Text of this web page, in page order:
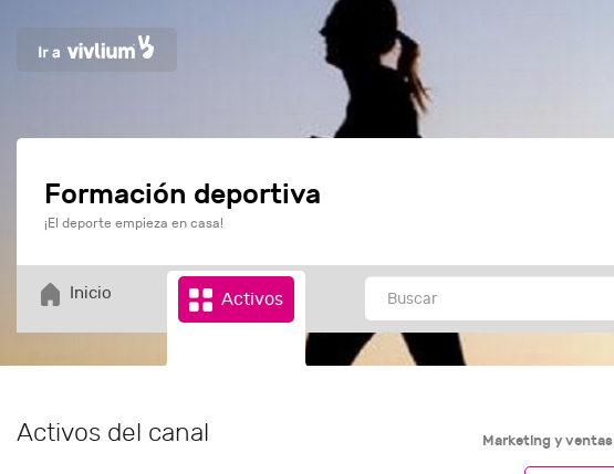
Formación deportiva
¡El deporte empieza en casa!
Inicio Activos
Activos del canal Marketing y ventas